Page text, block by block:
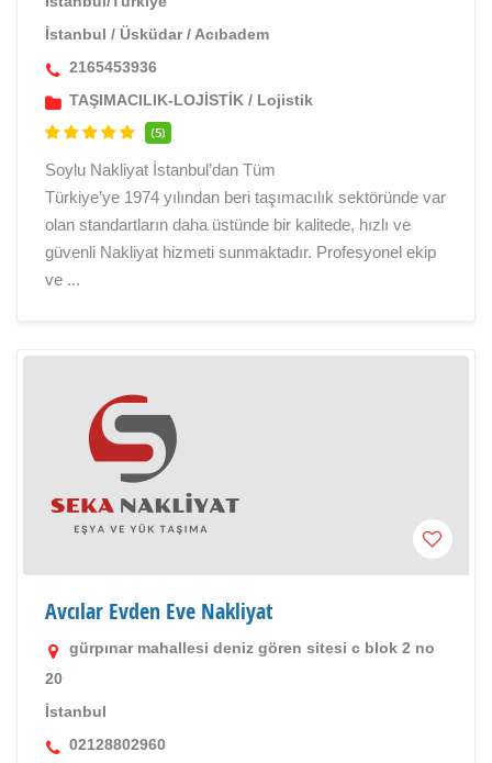
İstanbul / Üsküdar/ Acıbadem
2165453936
TAŞIMACILIK-LOJİSTİK / Lojistik
(5)
Soylu Nakliyat İstanbul’dan Tüm
Türkiye’ye 1974 yılından beri taşımacılık sektöründe var
olan standartların daha üstünde bir kalitede, hızlı ve
güvenli Nakliyat hizmeti sunmaktadır. Profesyonel ekip
ve ...
Avcılar Evden Eve Nakliyat
gürpınar mahallesi deniz gören sitesi c blok 2 no
20
İstanbul
02128802960